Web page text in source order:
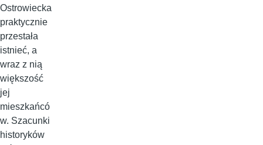
Ostrowiecka
praktycznie
przestała
istnieć, a
wraz z nią
większość
jej
mieszkańcó
w. Szacunki
historyków